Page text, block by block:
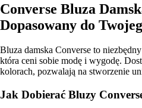
Converse Bluza
Dopasowany do
Bluza damska Converse to
która ceni sobie modę i wygodę.
kolorach, pozwalają na stworzenie
Jak Dobierać Bluzy